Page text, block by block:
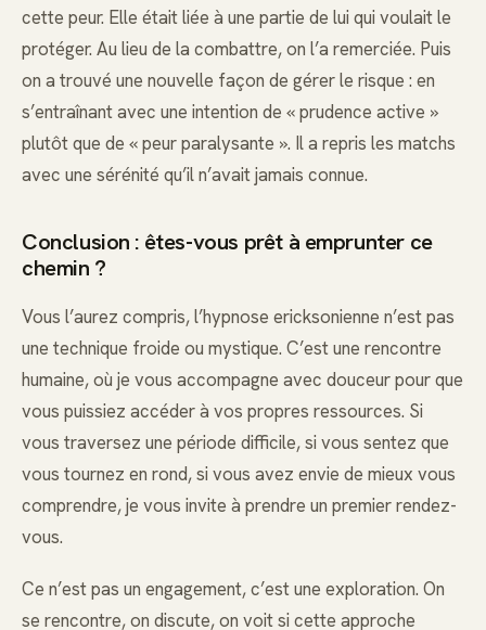
cette peur. Elle était liée à une partie de lui qui voulait le
protéger. Au lieu de la combattre, on l’a remerciée. Puis
on a trouvé une nouvelle façon de gérer le risque : en
s’entraînant avec une intention de « prudence active »
plutôt que de « peur paralysante ». Il a repris les matchs
avec une sérénité qu’il n’avait jamais connue.
Conclusion : êtes-vous prêt à emprunter ce
chemin ?
Vous l’aurez compris, l’hypnose ericksonienne n’est pas
une technique froide ou mystique. C’est une rencontre
humaine, où je vous accompagne avec douceur pour que
vous puissiez accéder à vos propres ressources. Si
vous traversez une période difficile, si vous sentez que
vous tournez en rond, si vous avez envie de mieux vous
comprendre, je vous invite à prendre un premier rendez-
vous.
Ce n’est pas un engagement, c’est une exploration. On
se rencontre, on discute, on voit si cette approche